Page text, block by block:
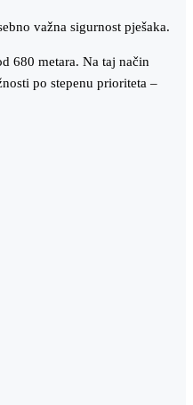
važna sigurnost pješaka.
680 metara. Na taj način
po stepenu prioriteta –